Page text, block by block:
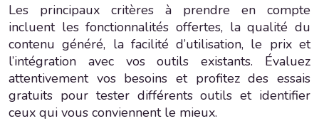
Les principaux critères à prendre en compte
incluent les fonctionnalités offertes, la qualité du
contenu généré, la facilité d’utilisation, le prix et
l’intégration avec vos outils existants. Évaluez
attentivement vos besoins et profitez des essais
gratuits pour tester différents outils et identifier
ceux qui vous conviennent le mieux.